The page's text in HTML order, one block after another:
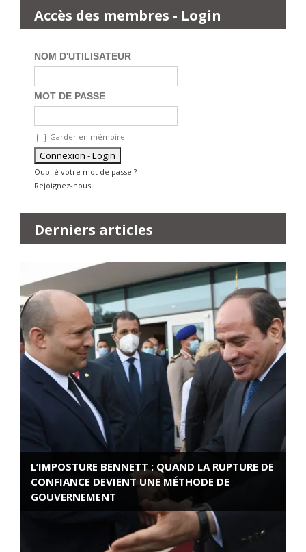
Accès des membres - Login
NOM D'UTILISATEUR
MOT DE PASSE
Garder en mémoire
Oublié votre mot de passe ?
Rejoignez-nous
Derniers articles
L’IMPOSTURE BENNETT : QUAND LA RUPTURE DE
CONFIANCE DEVIENT UNE MÉTHODE DE
GOUVERNEMENT
ROSE VALLAND, HEROÏNE DE LA RESISTANCE